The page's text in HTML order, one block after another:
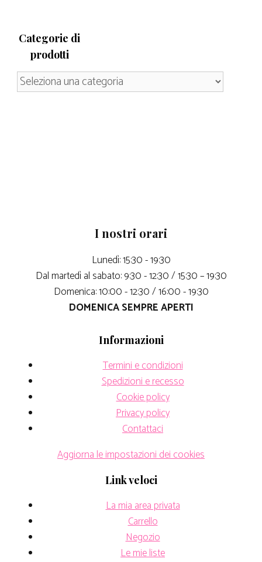
Categorie di
prodotti
I nostri orari
Lunedì: 15:30 - 19:30
Dal martedì al sabato: 9:30 - 12:30 / 15:30 – 19:30
Domenica: 10:00 - 12:30 / 16:00 - 19:30
DOMENICA SEMPRE APERTI
Informazioni
Termini e condizioni
Spedizioni e recesso
Cookie policy
Privacy policy
Contattaci
Aggiorna le impostazioni dei cookies
Link veloci
La mia area privata
Carrello
Negozio
Le mie liste